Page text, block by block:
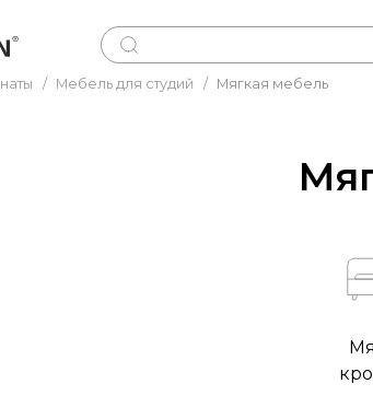
/ Мебель для студий / Мягкая мебель